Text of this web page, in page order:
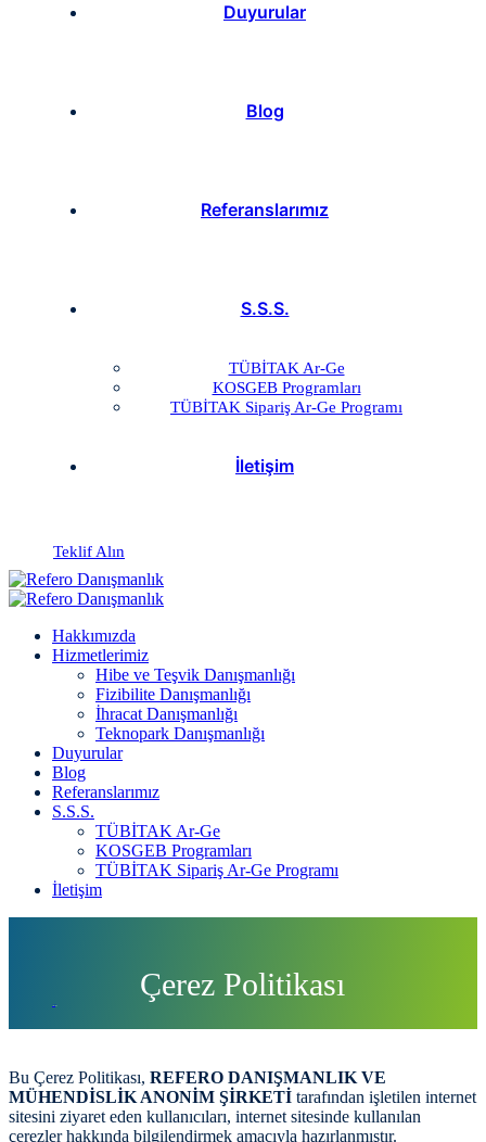
Duyurular
Blog
Referanslarımız
S.S.S.
TÜBİTAK Ar-Ge
KOSGEB Programları
TÜBİTAK Sipariş Ar-Ge Programı
İletişim
Teklif Alın
Hakkımızda
Hizmetlerimiz
Hibe ve Teşvik Danışmanlığı
Fizibilite Danışmanlığı
İhracat Danışmanlığı
Teknopark Danışmanlığı
Duyurular
Blog
Referanslarımız
S.S.S.
TÜBİTAK Ar-Ge
KOSGEB Programları
TÜBİTAK Sipariş Ar-Ge Programı
İletişim
Çerez Politikası
Bu Çerez Politikası, REFERO DANIŞMANLIK VE
MÜHENDİSLİK ANONİM ŞİRKETİ tarafından işletilen internet
sitesini ziyaret eden kullanıcıları, internet sitesinde kullanılan
çerezler hakkında bilgilendirmek amacıyla hazırlanmıştır.